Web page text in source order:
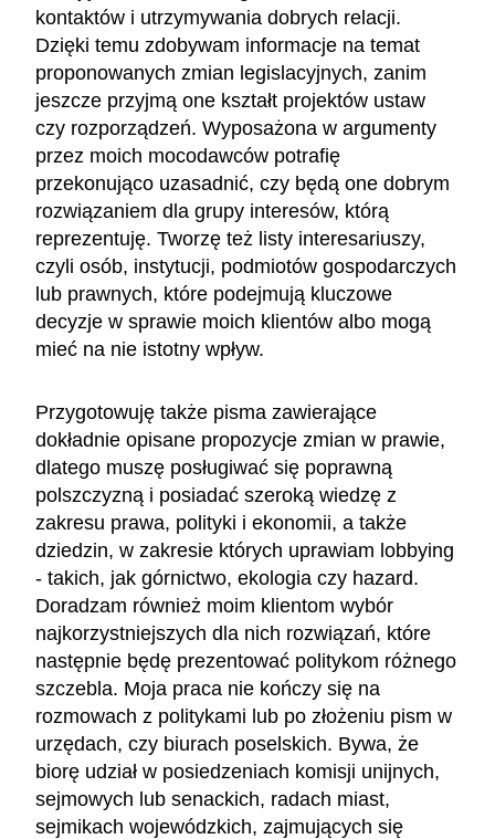
kontaktów i utrzymywania dobrych relacji.
Dzięki temu zdobywam informacje na temat
proponowanych zmian legislacyjnych, zanim
jeszcze przyjmą one kształt projektów ustaw
czy rozporządzeń. Wyposażona w argumenty
przez moich mocodawców potrafię
przekonująco uzasadnić, czy będą one dobrym
rozwiązaniem dla grupy interesów, którą
reprezentuję. Tworzę też listy interesariuszy,
czyli osób, instytucji, podmiotów gospodarczych
lub prawnych, które podejmują kluczowe
decyzje w sprawie moich klientów albo mogą
mieć na nie istotny wpływ.
Przygotowuję także pisma zawierające
dokładnie opisane propozycje zmian w prawie,
dlatego muszę posługiwać się poprawną
polszczyzną i posiadać szeroką wiedzę z
zakresu prawa, polityki i ekonomii, a także
dziedzin, w zakresie których uprawiam lobbying
- takich, jak górnictwo, ekologia czy hazard.
Doradzam również moim klientom wybór
najkorzystniejszych dla nich rozwiązań, które
następnie będę prezentować politykom różnego
szczebla. Moja praca nie kończy się na
rozmowach z politykami lub po złożeniu pism w
urzędach, czy biurach poselskich. Bywa, że
biorę udział w posiedzeniach komisji unijnych,
sejmowych lub senackich, radach miast,
sejmikach wojewódzkich, zajmujących się